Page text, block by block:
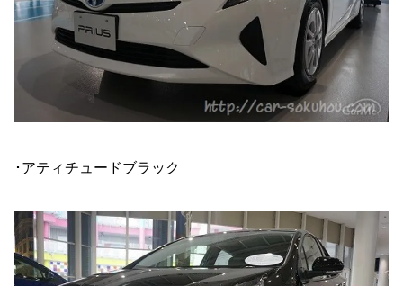
･アティチュードブラック